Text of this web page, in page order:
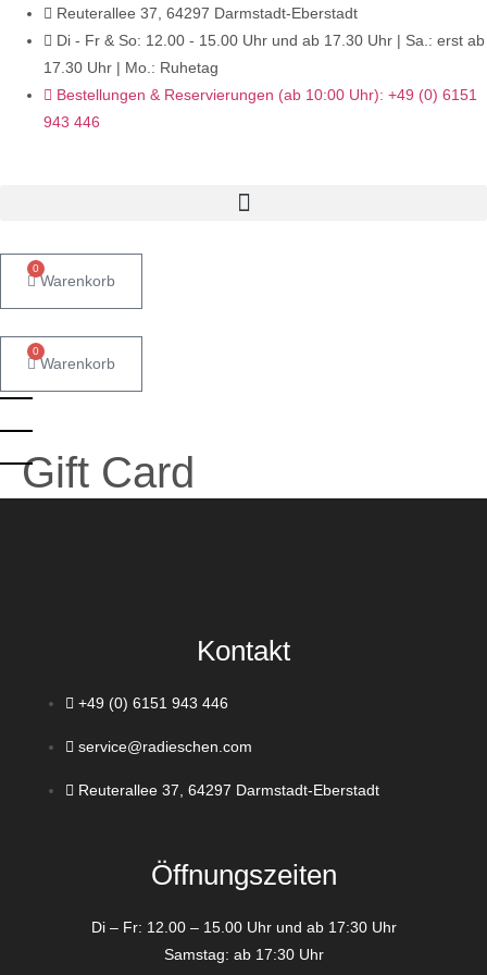
Zum
Inhalt
wechseln
Reuterallee 37, 64297 Darmstadt-Eberstadt
Di - Fr & So: 12.00 - 15.00 Uhr und ab 17.30 Uhr | Sa.: erst ab
17.30 Uhr | Mo.: Ruhetag
Bestellungen & Reservierungen (ab 10:00 Uhr): +49 (0) 6151
943 446
0
Warenkorb
0
Warenkorb
Gift Card
Kontakt
+49 (0) 6151 943 446
service@radieschen.com
Reuterallee 37, 64297 Darmstadt-Eberstadt
Öffnungszeiten
Di – Fr: 12.00 – 15.00 Uhr und ab 17:30 Uhr
Samstag: ab 17:30 Uhr